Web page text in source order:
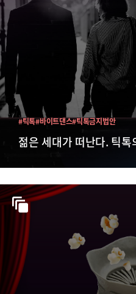
젊은 세대가 떠난다. 틱
#틱톡#바이트댄스#틱톡금지법안